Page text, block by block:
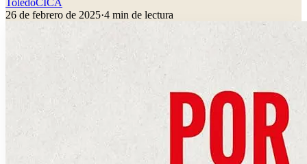
26 de febrero de 2025·4 min de lectura